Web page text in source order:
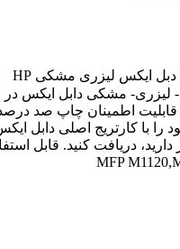
کارتریج اچ پی دبل ایکس لیزری مشکی HP
Jet black 36A - لیزری- مشکی دابل ایکس در
قابلیت اطمینان چاپ صد
را با کارتریج اصلی دابل
دارید، دریافت کنید. قابل